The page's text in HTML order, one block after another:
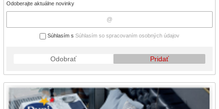
Odoberajte aktuálne novinky
Súhlasím s Súhlasím so spracovaním osobných údajov
Odobrať Pridať